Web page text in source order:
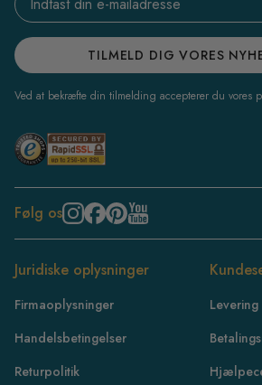
TILMELD DIG VORES
Ved at bekræfte din tilmelding accepterer du vores
Følg os
Juridiske oplysninger
Firmaoplysninger
Handelsbetingelser
Returpolitik
Levering